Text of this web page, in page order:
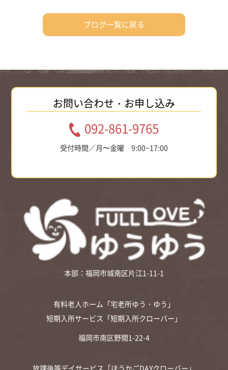
ブログ一覧に戻る
お問い合わせ・お申し込み
092-861-9765
受付時間／月〜金曜 9:00~17:00
本部：福岡市城南区片江1-11-1
有料老人ホーム「宅老所ゆう・ゆう」
短期入所サービス「短期入所クローバー」
福岡市南区野間1-22-4